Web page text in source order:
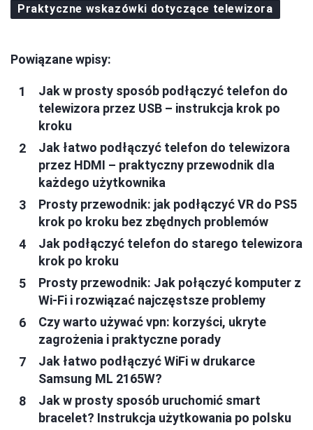
Praktyczne wskazówki dotyczące telewizora
Powiązane wpisy:
Jak w prosty sposób podłączyć telefon do
telewizora przez USB – instrukcja krok po
kroku
Jak łatwo podłączyć telefon do telewizora
przez HDMI – praktyczny przewodnik dla
każdego użytkownika
Prosty przewodnik: jak podłączyć VR do PS5
krok po kroku bez zbędnych problemów
Jak podłączyć telefon do starego telewizora
krok po kroku
Prosty przewodnik: Jak połączyć komputer z
Wi-Fi i rozwiązać najczęstsze problemy
Czy warto używać vpn: korzyści, ukryte
zagrożenia i praktyczne porady
Jak łatwo podłączyć WiFi w drukarce
Samsung ML 2165W?
Jak w prosty sposób uruchomić smart
bracelet? Instrukcja użytkowania po polsku